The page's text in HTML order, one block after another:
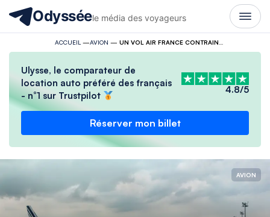
Odysséele média des voyageurs
ACCUEIL —AVION —
Ulysse, le comparateur de
location auto préféré des français
- n°1 sur Trustpilot
4.8/5
Réserver mon billet
AVION